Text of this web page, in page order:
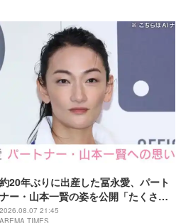
約20年ぶりに出産した冨永愛、パート
ナー・山本一賢の姿を公開「たくさん
背負ってくれてる」感謝の思いをつづ
2026.08.07 21:45
ABEMA TIMES